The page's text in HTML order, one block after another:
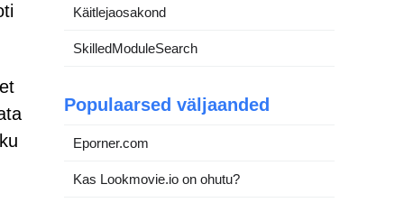
Käitlejaosakond
SkilledModuleSearch
Populaarsed väljaanded
Eporner.com
Kas Lookmovie.io on ohutu?